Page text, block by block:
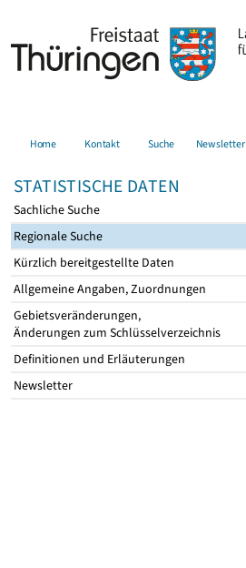
Home Kontakt Suche Newsletter
STATISTISCHE DATEN
Sachliche Suche
Regionale Suche
Kürzlich bereitgestellte Daten
Allgemeine Angaben, Zuordnungen
Gebietsveränderungen,
Änderungen zum Schlüsselverzeichnis
Definitionen und Erläuterungen
Newsletter